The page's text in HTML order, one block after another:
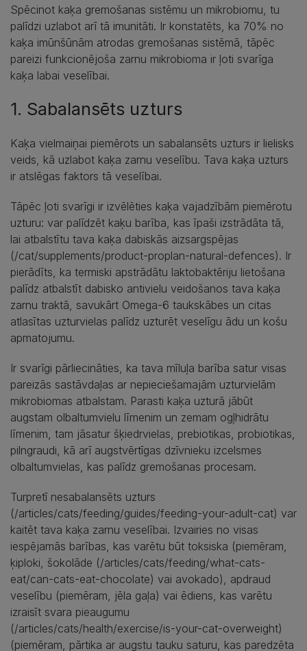
Spēcinot kaķa gremošanas sistēmu un mikrobiomu, tu
palīdzi uzlabot arī tā imunitāti. Ir konstatēts, ka 70% no
kaķa imūnšūnām atrodas gremošanas sistēmā, tāpēc
pareizi funkcionējoša zarnu mikrobioma ir ļoti svarīga
kaķa labai veselībai.
1. Sabalansēts uzturs
Kaķa vielmaiņai piemērots un sabalansēts uzturs ir lielisks
veids, kā uzlabot kaķa zarnu veselību. Tava kaķa uzturs
ir atslēgas faktors tā veselībai.
Tāpēc ļoti svarīgi ir izvēlēties kaķa vajadzībām piemērotu
uzturu: var palīdzēt kaķu barība, kas īpaši izstrādāta tā,
lai atbalstītu tava kaķa dabiskās aizsargspējas
(/cat/supplements/product-proplan-natural-defences). Ir
pierādīts, ka termiski apstrādātu laktobaktēriju lietošana
palīdz atbalstīt dabisko antivielu veidošanos tava kaķa
zarnu traktā, savukārt Omega-6 taukskābes un citas
atlasītas uzturvielas palīdz uzturēt veselīgu ādu un košu
apmatojumu.
Ir svarīgi pārliecināties, ka tava mīluļa barība satur visas
pareizās sastāvdaļas ar nepieciešamajām uzturvielām
mikrobiomas atbalstam. Parasti kaķa uzturā jābūt
augstam olbaltumvielu līmenim un zemam ogļhidrātu
līmenim, tam jāsatur šķiedrvielas, prebiotikas, probiotikas,
pilngraudi, kā arī augstvērtīgas dzīvnieku izcelsmes
olbaltumvielas, kas palīdz gremošanas procesam.
Turpretī nesabalansēts uzturs
(/articles/cats/feeding/guides/feeding-your-adult-cat) var
kaitēt tava kaķa zarnu veselībai. Izvairies no visas
iespējamās barības, kas varētu būt toksiska (piemēram,
ķiploki, šokolāde (/articles/cats/feeding/what-cats-
eat/can-cats-eat-chocolate) vai avokado), apdraud
veselību (piemēram, jēla gaļa) vai ēdiens, kas varētu
izraisīt svara pieaugumu
(/articles/cats/health/exercise/is-your-cat-overweight)
(piemēram, pārtika ar augstu tauku saturu, kas paredzēta